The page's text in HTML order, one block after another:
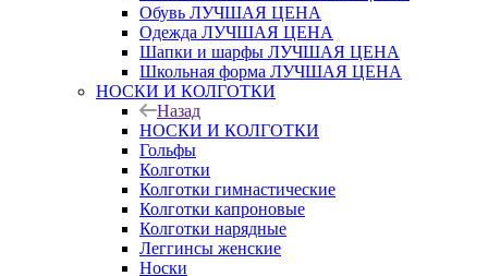
Обувь ЛУЧШАЯ ЦЕНА
Одежда ЛУЧШАЯ ЦЕНА
Шапки и шарфы ЛУЧШАЯ ЦЕНА
Школьная форма ЛУЧШАЯ ЦЕНА
НОСКИ И КОЛГОТКИ
Назад
НОСКИ И КОЛГОТКИ
Гольфы
Колготки
Колготки гимнастические
Колготки капроновые
Колготки нарядные
Леггинсы женские
Носки